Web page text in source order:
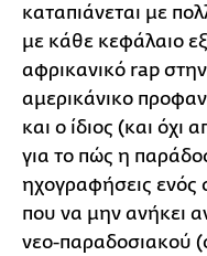
καταπιάνεται με
με κάθε κεφάλαιο
αφρικανικό rap
αμερικάνικο
και ο ίδιος (και
για το πώς η
ηχογραφήσεις
που να μην ανήκει
νεο-παραδοσιακού